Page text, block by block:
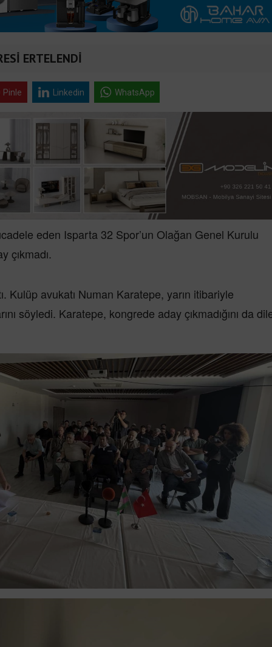
ERTELENDİ
Pinle Linkedin WhatsApp
eden Isparta 32 Spor’un Olağan Genel Kurulu
çıkmadı.
Kulüp avukatı Numan Karatepe, yarın itibariyle
söyledi. Karatepe, kongrede aday çıkmadığını da